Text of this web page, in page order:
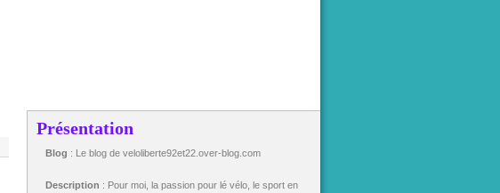
Présentation
Blog : Le blog de veloliberte92et22.over-blog.com
Description : Pour moi, la passion pour lé vélo, le sport en